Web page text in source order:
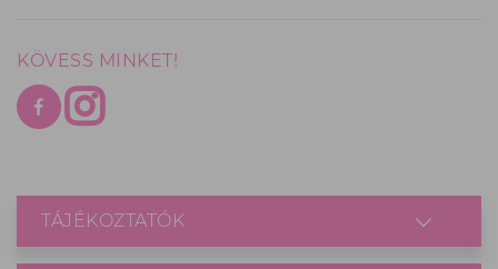
KÖVESS MINKET!
TÁJÉKOZTATÓK